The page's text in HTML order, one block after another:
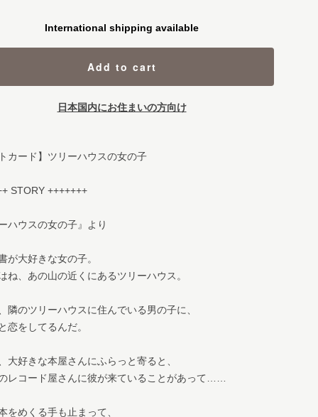
International shipping available
Add to cart
日本国内にお住まいの方向け
カード】ツリーハウスの女の子
STORY +++++++
ハウスの女の子』より
が大好きな女の子。
ね、あの山の近くにあるツリーハウス。
隣のツリーハウスに住んでいる男の子に、
恋をしてるんだ。
大好きな本屋さんにふらっと寄ると、
レコード屋さんに彼が来ていることがあって……
をめくる手も止まって、